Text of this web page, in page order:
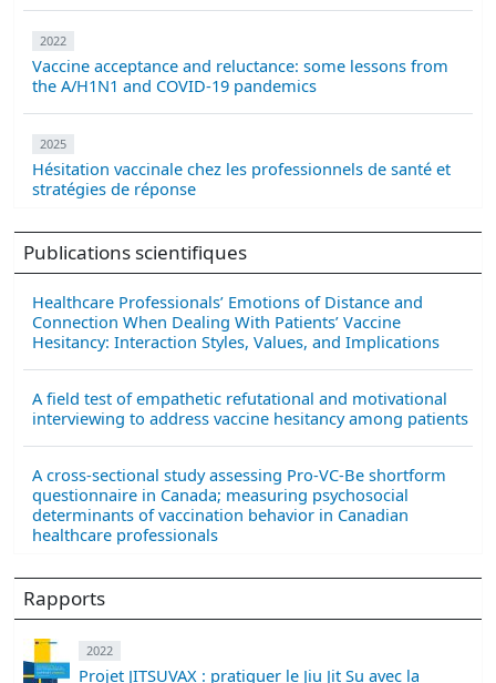
2022
Vaccine acceptance and reluctance: some lessons from
the A/H1N1 and COVID-19 pandemics
2025
Hésitation vaccinale chez les professionnels de santé et
stratégies de réponse
Publications scientifiques
Healthcare Professionals’ Emotions of Distance and
Connection When Dealing With Patients’ Vaccine
Hesitancy: Interaction Styles, Values, and Implications
A field test of empathetic refutational and motivational
interviewing to address vaccine hesitancy among patients
A cross-sectional study assessing Pro-VC-Be shortform
questionnaire in Canada; measuring psychosocial
determinants of vaccination behavior in Canadian
healthcare professionals
Rapports
2022
Projet JITSUVAX : pratiquer le Jiu Jit Su avec la